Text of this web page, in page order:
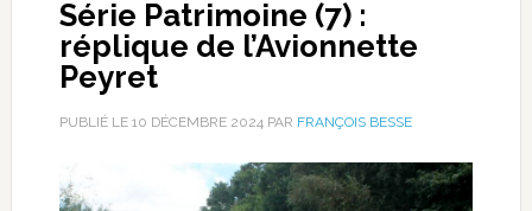
Série Patrimoine (7) :
réplique de l’Avionnette
Peyret
PUBLIÉ LE 10 DÉCEMBRE 2024PAR FRANÇOIS BESSE